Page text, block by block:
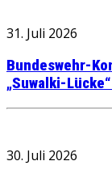
31. Juli 2026
Bundeswehr-
„Suwalki-
30. Juli 2026